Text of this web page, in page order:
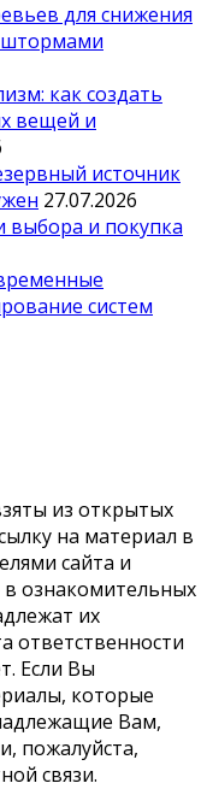
для снижения
штормами
как создать
вещей и
источник
27.07.2026
выбора и покупка
систем
из открытых
на материал в
сайта и
ознакомительных
их
ответственности
Если Вы
которые
Вам,
пожалуйста,
связи.